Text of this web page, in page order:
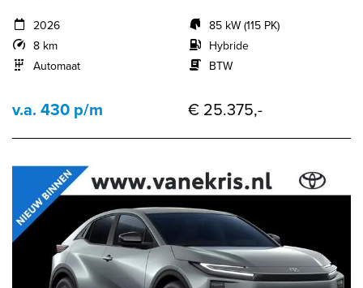
2026
8 km
Automaat
85 kW (115 PK)
Hybride
BTW
v.a. 430 p/m € 25.375,-